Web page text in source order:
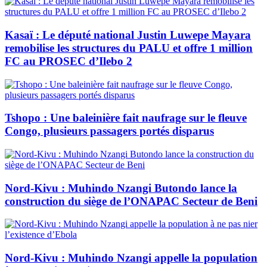
Kasaï : Le député national Justin Luwepe Mayara
remobilise les structures du PALU et offre 1 million
FC au PROSEC d’Ilebo 2
Tshopo : Une baleinière fait naufrage sur le fleuve
Congo, plusieurs passagers portés disparus
Nord-Kivu : Muhindo Nzangi Butondo lance la
construction du siège de l’ONAPAC Secteur de Beni
Nord-Kivu : Muhindo Nzangi appelle la population